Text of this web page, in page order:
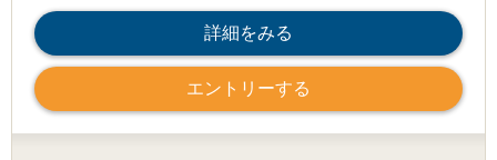
詳細をみる
エントリーする